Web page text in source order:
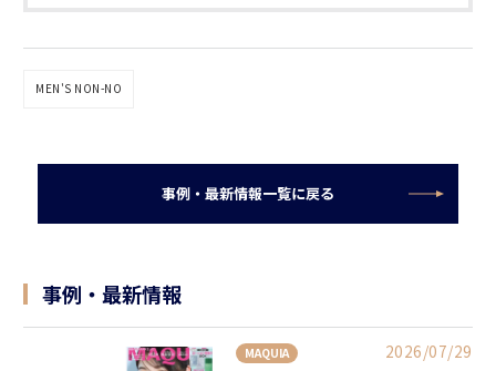
MEN'S NON-NO
事例・最新情報一覧に戻る
事例・最新情報
MAQUIA
2026/07/29